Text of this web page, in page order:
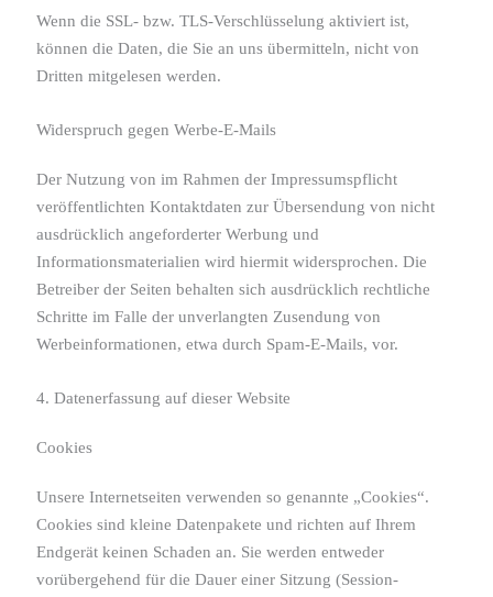
Wenn die SSL- bzw. TLS-Verschlüsselung aktiviert ist,
können die Daten, die Sie an uns übermitteln, nicht von
Dritten mitgelesen werden.
Widerspruch gegen Werbe-E-Mails
Der Nutzung von im Rahmen der Impressumspflicht
veröffentlichten Kontaktdaten zur Übersendung von nicht
ausdrücklich angeforderter Werbung und
Informationsmaterialien wird hiermit widersprochen. Die
Betreiber der Seiten behalten sich ausdrücklich rechtliche
Schritte im Falle der unverlangten Zusendung von
Werbeinformationen, etwa durch Spam-E-Mails, vor.
4. Datenerfassung auf dieser Website
Cookies
Unsere Internetseiten verwenden so genannte „Cookies“.
Cookies sind kleine Datenpakete und richten auf Ihrem
Endgerät keinen Schaden an. Sie werden entweder
vorübergehend für die Dauer einer Sitzung (Session-